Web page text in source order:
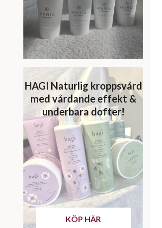
HAGI Naturlig kroppsvård
med vårdande effekt &
underbara dofter!
KÖP HÄR